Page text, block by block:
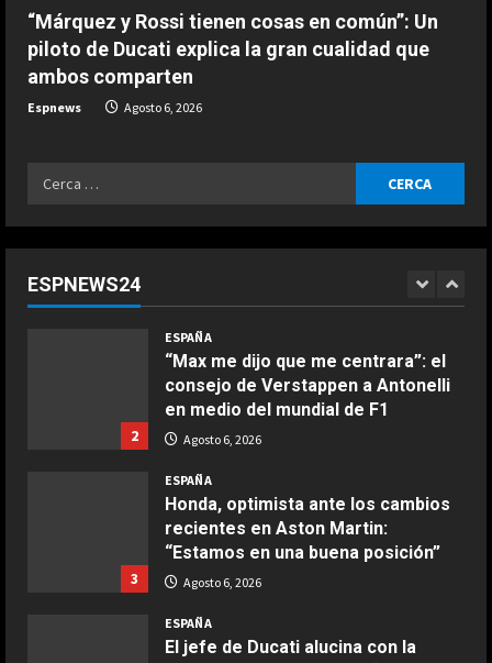
“Márquez y Rossi tienen cosas en común”: Un
piloto de Ducati explica la gran cualidad que
ambos comparten
Espnews Agosto 6, 2026
Ricerca
ESPNEWS24
Agosto 6, 2026
ESPAÑA
“Espero que Alonso no esté
escuchando esto…”: la interesante
1
2
ESPAÑA
“Max me dijo que me centrara”: el
consejo de Verstappen a Antonelli
en medio del mundial de F1
Agosto 6, 2026
3
ESPAÑA
Honda, optimista ante los cambios
recientes en Aston Martin:
“Estamos en una buena posición”
Agosto 6, 2026
ESPAÑA
El jefe de Ducati alucina con la
Ensalada de espinacas deliciosa
Maggio 28, 2026
COCINA
Boquerones fritos en freidora de
aire
Aprile 24, 2026
Buñuelos de alcachofas
Aprile 5, 2026